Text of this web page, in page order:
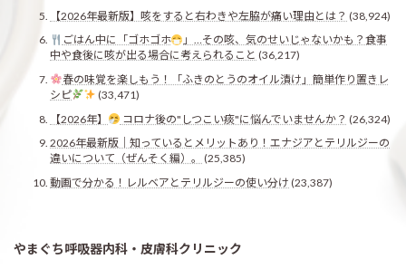
【2026年最新版】咳をすると右わきや左脇が痛い理由とは？ (38,924)
ごはん中に「ゴホゴホ
」…その咳、気のせいじゃないかも？食事
中や食後に咳が出る場合に考えられること (36,217)
春の味覚を楽しもう！「ふきのとうのオイル漬け」簡単作り置きレ
シピ
(33,471)
【2026年】
コロナ後の"しつこい痰"に悩んでいませんか？ (26,324)
2026年最新版｜知っているとメリットあり！エナジアとテリルジーの
違いについて（ぜんそく編）。
(25,385)
動画で分かる！レルベアとテリルジーの使い分け (23,387)
やまぐち呼吸器内科・皮膚科クリニック